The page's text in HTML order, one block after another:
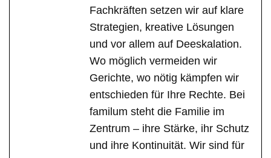
Fachkräften setzen wir auf klare
Strategien, kreative Lösungen
und vor allem auf Deeskalation.
Wo möglich vermeiden wir
Gerichte, wo nötig kämpfen wir
entschieden für Ihre Rechte. Bei
familum steht die Familie im
Zentrum – ihre Stärke, ihr Schutz
und ihre Kontinuität. Wir sind für